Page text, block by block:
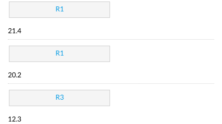
R1
21.4
R1
20.2
R3
12.3